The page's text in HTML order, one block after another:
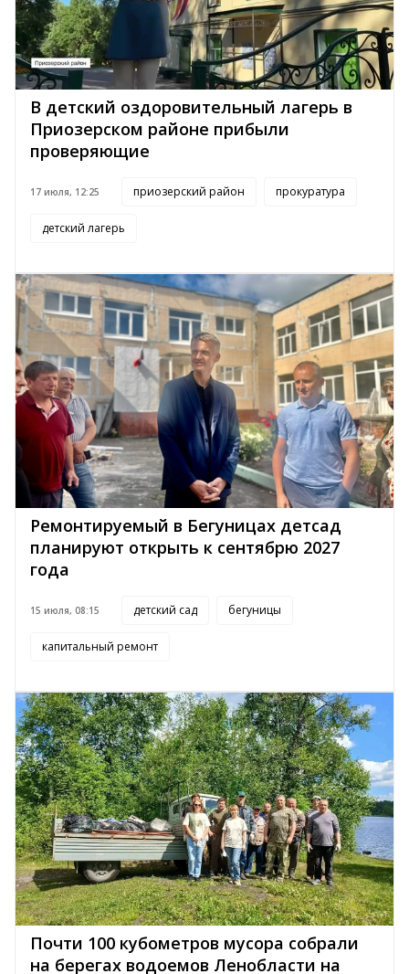
В детский оздоровительный лагерь в
Приозерском районе прибыли
проверяющие
17 июля, 12:25 приозерский район прокуратура
детский лагерь
Ремонтируемый в Бегуницах детсад
планируют открыть к сентябрю 2027
года
15 июля, 08:15 детский сад бегуницы
капитальный ремонт
Почти 100 кубометров мусора собрали
на берегах водоемов Ленобласти на